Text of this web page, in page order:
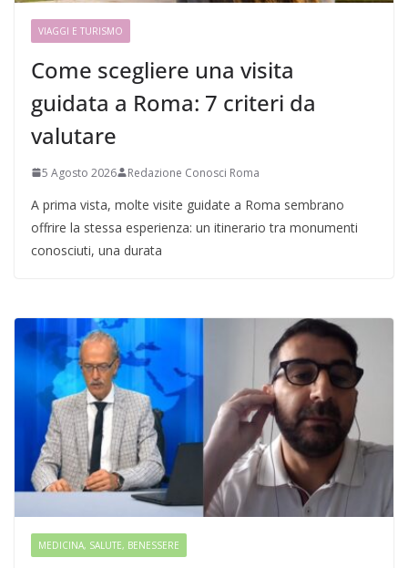
VIAGGI E TURISMO
Come scegliere una visita
guidata a Roma: 7 criteri da
valutare
5 Agosto 2026 Redazione Conosci Roma
A prima vista, molte visite guidate a Roma sembrano
offrire la stessa esperienza: un itinerario tra monumenti
conosciuti, una durata
MEDICINA, SALUTE, BENESSERE